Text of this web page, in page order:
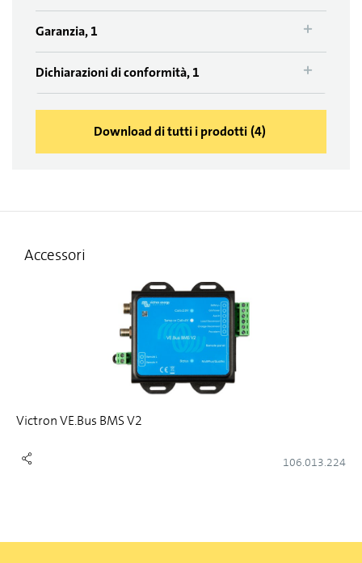
Garanzia, 1
Dichiarazioni di conformità, 1
Download di tutti i prodotti (4)
Accessori
Victron VE.Bus BMS V2
106.013.224